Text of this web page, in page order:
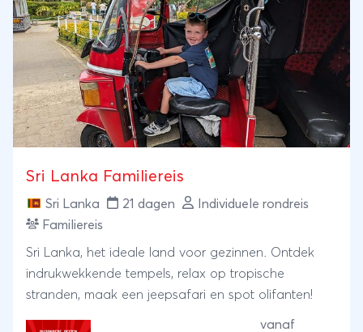
Sri Lanka Familiereis
Sri Lanka 21 dagen
Individuele rondreis
Familiereis
Sri Lanka, het ideale land voor gezinnen. Ontdek
indrukwekkende tempels, relax op tropische
stranden, maak een jeepsafari en spot olifanten!
vanaf